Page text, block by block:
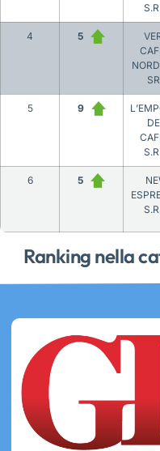
Ranking nella
4 5
5 9
6 5